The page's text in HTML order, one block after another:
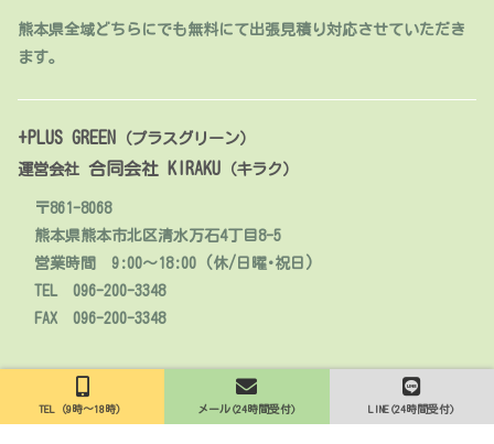
熊本県全域どちらにでも無料にて出張見積り対応させていただき
ます。
+PLUS GREEN
（プラスグリーン）
運営会社 合同会社 KIRAKU （キラク）
〒861-8068
熊本県熊本市北区清水万石4丁目8-5
営業時間 9:00～18:00 (休/日曜･祝日)
TEL 096-200-3348
FAX 096-200-3348
© 2020 人工芝販売・施工【熊本】+PLUS GREEN.
TEL（9時～18時） メール(24時間受付) LINE(24時間受付)